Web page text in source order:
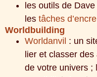
les outils de
les tâches d’encre
Worldbuilding
Worldanvil : un
lier et classer
de votre univers ;